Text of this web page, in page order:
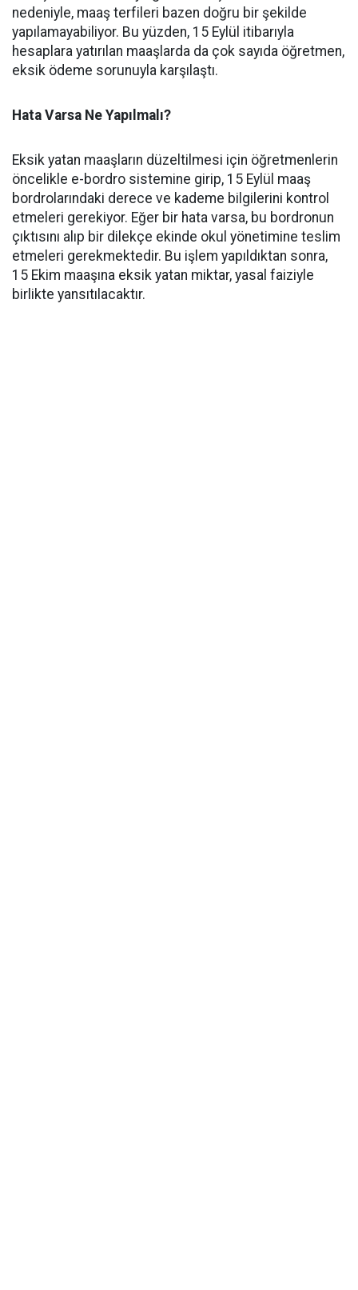
nedeniyle, maaş terfileri bazen doğru bir şekilde
yapılamayabiliyor. Bu yüzden, 15 Eylül itibarıyla
hesaplara yatırılan maaşlarda da çok sayıda öğretmen,
eksik ödeme sorunuyla karşılaştı.
Hata Varsa Ne Yapılmalı?
Eksik yatan maaşların düzeltilmesi için öğretmenlerin
öncelikle e-bordro sistemine girip, 15 Eylül maaş
bordrolarındaki derece ve kademe bilgilerini kontrol
etmeleri gerekiyor. Eğer bir hata varsa, bu bordronun
çıktısını alıp bir dilekçe ekinde okul yönetimine teslim
etmeleri gerekmektedir. Bu işlem yapıldıktan sonra,
15 Ekim maaşına eksik yatan miktar, yasal faiziyle
birlikte yansıtılacaktır.